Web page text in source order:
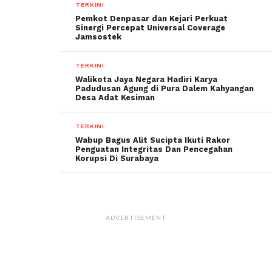
TERKINI
Pemkot Denpasar dan Kejari Perkuat
Sinergi Percepat Universal Coverage
Jamsostek
TERKINI
Walikota Jaya Negara Hadiri Karya
Padudusan Agung di Pura Dalem Kahyangan
Desa Adat Kesiman
TERKINI
Wabup Bagus Alit Sucipta Ikuti Rakor
Penguatan Integritas Dan Pencegahan
Korupsi Di Surabaya
ADVERTISEMENT